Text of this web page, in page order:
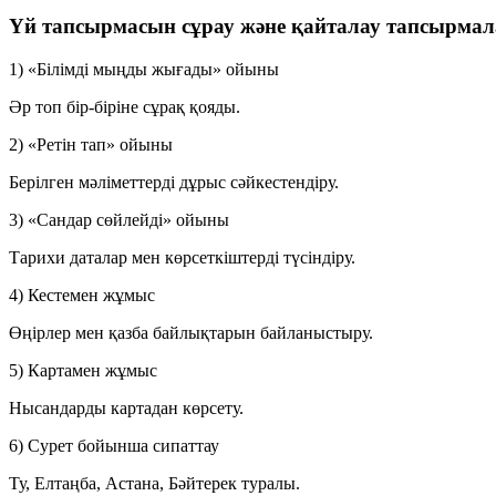
Үй тапсырмасын сұрау және қайталау
1) «Білімді мыңды жығады» ойыны
Әр топ бір-біріне сұрақ қояды.
2) «Ретін тап» ойыны
Берілген мәліметтерді дұрыс сәйкестендіру.
3) «Сандар сөйлейді» ойыны
Тарихи даталар мен көрсеткіштерді түсіндіру.
4) Кестемен жұмыс
Өңірлер мен қазба байлықтарын байланыстыру.
5) Картамен жұмыс
Нысандарды картадан көрсету.
6) Сурет бойынша сипаттау
Ту, Елтаңба, Астана, Бәйтерек туралы.